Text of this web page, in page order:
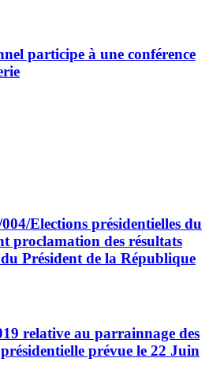
participe à une conférence
Elections présidentielles du
proclamation des résultats
Président de la République
relative au parrainnage des
prévue le 22 Juin